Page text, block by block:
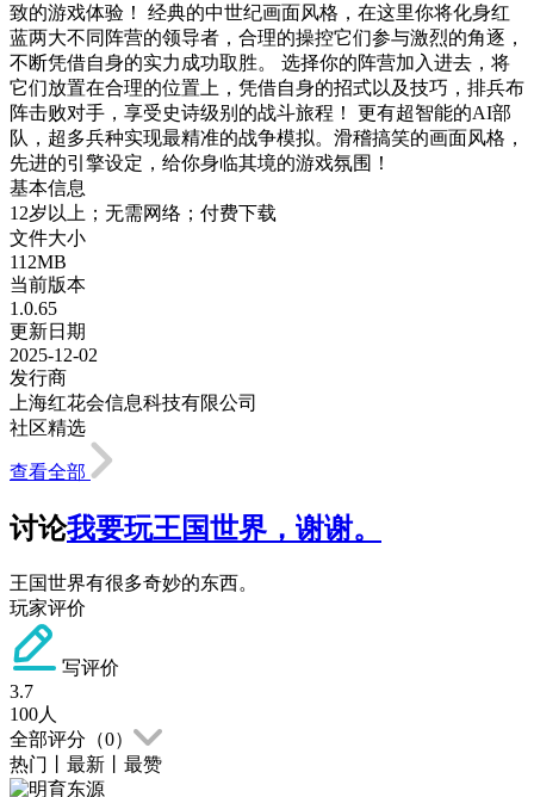
致的游戏体验！ 经典的中世纪画面风格，在这里你将化身红
蓝两大不同阵营的领导者，合理的操控它们参与激烈的角逐，
不断凭借自身的实力成功取胜。 选择你的阵营加入进去，将
它们放置在合理的位置上，凭借自身的招式以及技巧，排兵布
阵击败对手，享受史诗级别的战斗旅程！ 更有超智能的AI部
队，超多兵种实现最精准的战争模拟。滑稽搞笑的画面风格，
先进的引擎设定，给你身临其境的游戏氛围！
基本信息
12岁以上；无需网络；付费下载
文件大小
112MB
当前版本
1.0.65
更新日期
2025-12-02
发行商
上海红花会信息科技有限公司
社区精选
查看全部
讨论我要玩王国世界，谢谢。
王国世界有很多奇妙的东西。
玩家评价
写评价
3.7
100人
全部评分（0）
热门
最新 最赞